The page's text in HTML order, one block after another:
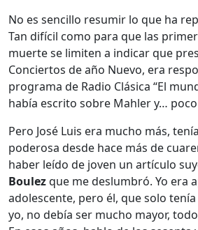
No es sencillo resumir lo que ha
Tan difícil como para que las
muerte se limiten a indicar que
Conciertos de año Nuevo, era
programa de Radio Clásica “El
había escrito sobre Mahler y…
Pero José Luis era mucho más,
poderosa desde hace más de
haber leído de joven un artículo
Boulezque me deslumbró. Yo era
adolescente, pero él, que solo
yo, no debía ser mucho mayor,